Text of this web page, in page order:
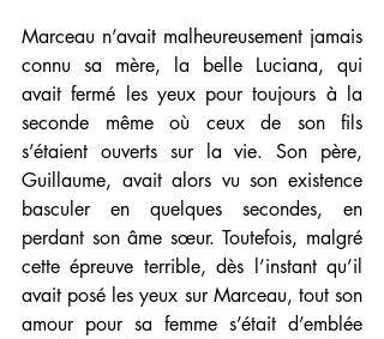
Marceau n’avait malheureusement jamais
connu sa mère, la belle Luciana, qui
avait fermé les yeux pour toujours à la
seconde même où ceux de son fils
s’étaient ouverts sur la vie. Son père,
Guillaume, avait alors vu son existence
basculer en quelques secondes, en
perdant son âme sœur. Toutefois, malgré
cette épreuve terrible, dès l’instant qu’il
avait posé les yeux sur Marceau, tout son
amour pour sa femme s’était d’emblée